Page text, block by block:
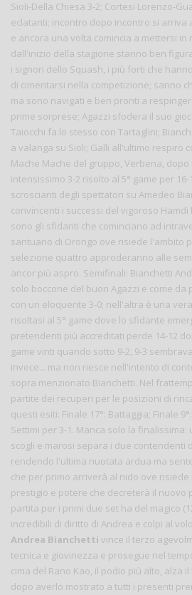
Sioli-Della Chiesa 3-2; Cortesi Lorenzo-
eclatanti; incontro dopo incontro si arriva
e ancora una volta comincia a mettersi in
dall'inizio della stagione stanno ben
i signori dello Squash, i più forti che
di cimentarsi nella competizione; sanno
ma sono navigati e ben pronti a
prime sorprese; Agazzi sfodera il suo
Taiocchi fa lo stesso con Tartaglini;
a valanga su Sioli; Galli all'ultimo respiro
Mache Mache del gruppo, Verbena,
intensissimo 3-2 risolto al 5° game per
scroscianti degli spettatori su Amedeo
convincenti i successi del vigoroso
sono gli sfidanti che cominciano ad
santuario di Orongo ove risiede l'ambito
selezione quattro approderanno alle
ancor più aspro. Semifinali: Bianchetti
solo boccone del buon Agazzi e come
con un eloquente 3-0; nell'altra è una
risoltasi al 5° game dove lo sfidante
pretendenti più accreditati perde 14-12
game vinti quando sotto 9-2, 9-3
invece... ma non riesce nell'intento di
sopra menzionato Bianchetti. Nel
partite dei recuperi per le posizioni di
questi esiti: Finale 17°: Battaggia; Finale
Settimi per 3-1. Manca solo la
scogli e marosi separa i due contendenti
rendendo l'ultima nuotata ardua ma
che per primo arriverà al nido ove risiede
prestigio e potere che decreterà il nuovo
partita per i primi due set ha del magico
incredibili di diritto di Andrea e colpi al
Andrea Bianchetti vince il terzo
tecnica e giovinezza e prosegue nel
cima del Rano Kao, il podio più alto, alza
dopo averlo mostrato a tutti i presenti